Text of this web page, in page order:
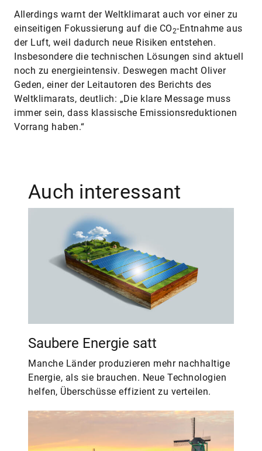
Allerdings warnt der Weltklimarat auch vor einer zu
einseitigen Fokussierung auf die CO2-Entnahme aus
der Luft, weil dadurch neue Risiken entstehen.
Insbesondere die technischen Lösungen sind aktuell
noch zu energieintensiv. Deswegen macht Oliver
Geden, einer der Leitautoren des Berichts des
Weltklimarats, deutlich: „Die klare Message muss
immer sein, dass klassische Emissionsreduktionen
Vorrang haben.“
Auch interessant
Saubere Energie satt
Manche Länder produzieren mehr nachhaltige
Energie, als sie brauchen. Neue Technologien
helfen, Überschüsse effizient zu verteilen.